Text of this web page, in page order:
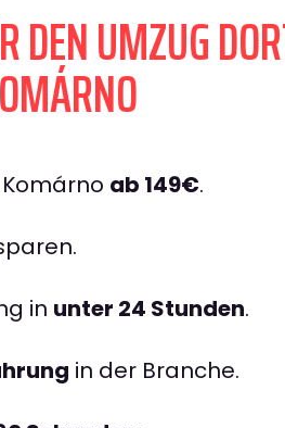
DEN UMZUG
ab 149€.
in unter 24 Stunden.
in der Branche.